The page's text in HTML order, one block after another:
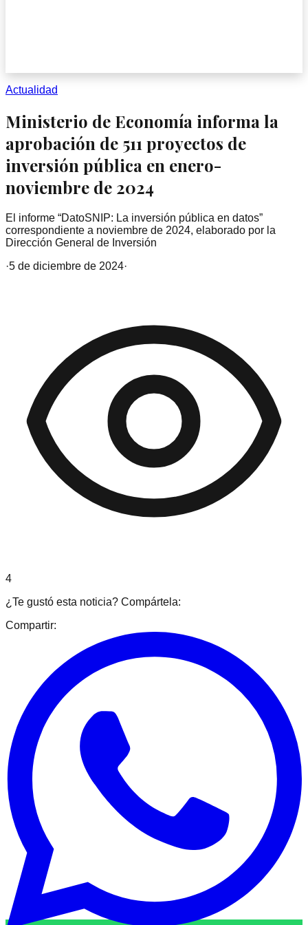
Actualidad
Ministerio de Economía informa la
aprobación de 511 proyectos de
inversión pública en enero-
noviembre de 2024
El informe “DatoSNIP: La inversión pública en datos”
correspondiente a noviembre de 2024, elaborado por la
Dirección General de Inversión
·5 de diciembre de 2024·
4
¿Te gustó esta noticia? Compártela:
Compartir: